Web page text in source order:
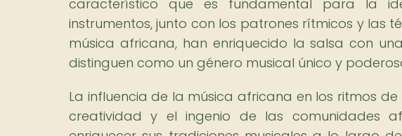
característico que es fundamental para la
instrumentos, junto con los patrones rítmicos y las
música africana, han enriquecido la salsa con
distinguen como un género musical único y
La influencia de la música africana en los ritmos
creatividad y el ingenio de las comunidades